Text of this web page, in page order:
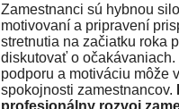
Zamestnanci sú hybnou
motivovaní a pripravení
stretnutia na začiatku roka
diskutovať o
podporu a motiváciu môže
spokojnosti zamestnancov.
profesionálny rozvoj